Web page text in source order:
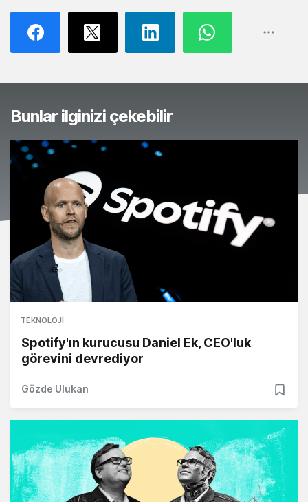
Bunlar ilginizi çekebilir
TEKNOLOJI
Spotify'ın kurucusu Daniel Ek, CEO'luk
görevini devrediyor
Gözde Ulukan